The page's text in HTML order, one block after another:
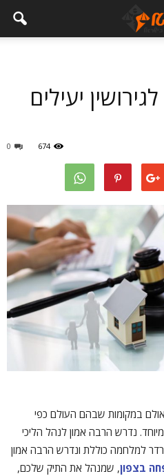
יעילים
0 674
במקומות שבהם העולם כפי
נדרש הרבה אמון לנהל הליכי
למלחמה כוללת ונדרש הרבה אמון
בצפון, שמנהל את התיק שלכם,